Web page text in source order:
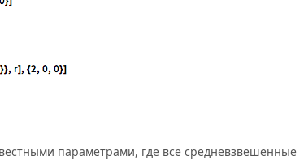
параметрами, где все средневзвешенные